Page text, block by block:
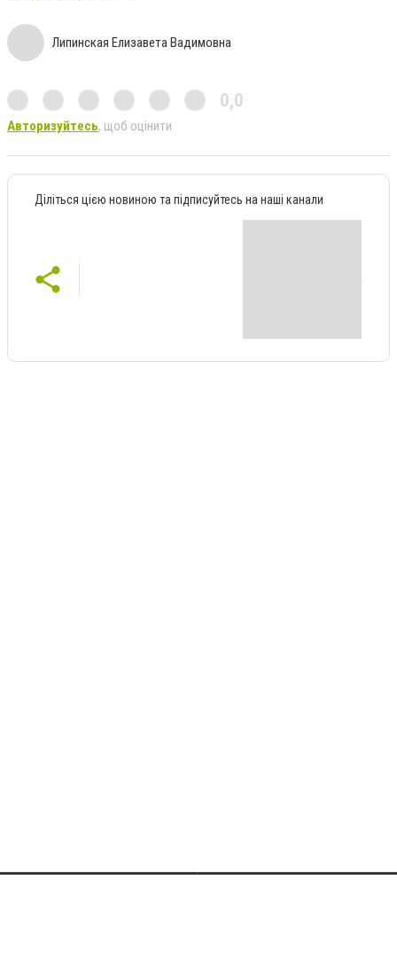
Липинская Елизавета Вадимовна
0,0
Авторизуйтесь, щоб оцінити
Діліться цією новиною та підписуйтесь на наші канали